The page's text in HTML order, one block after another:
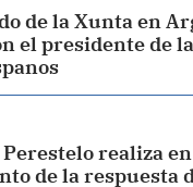
de la Xunta en
el presidente de
realiza
de la respuesta